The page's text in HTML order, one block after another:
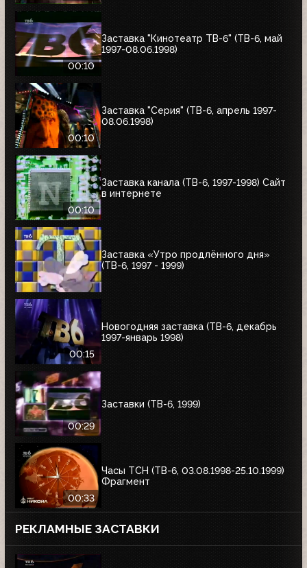
00:10
Заставка "Кинотеатр ТВ-6" (ТВ-6, май
1997-08.06.1998)
00:10
Заставка "Серия" (ТВ-6, апрель 1997-
08.06.1998)
00:10
Заставка канала (ТВ-6, 1997-1998) Сайт
в интернете
Заставка «Утро продлённого дня»
(ТВ-6, 1997 - 1999)
00:15
Новогодняя заставка (ТВ-6, декабрь
1997-январь 1998)
00:29
Заставки (ТВ-6, 1999)
00:33
Часы ТСН (ТВ-6, 03.08.1998-25.10.1999)
Фрагмент
РЕКЛАМНЫЕ ЗАСТАВКИ